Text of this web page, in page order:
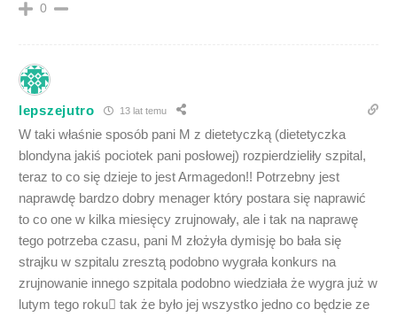
0
lepszejutro 13 lat temu
W taki właśnie sposób pani M z dietetyczką (dietetyczka
blondyna jakiś pociotek pani posłowej) rozpierdzieliły szpital,
teraz to co się dzieje to jest Armagedon!! Potrzebny jest
naprawdę bardzo dobry menager który postara się naprawić
to co one w kilka miesięcy zrujnowały, ale i tak na naprawę
tego potrzeba czasu, pani M złożyła dymisję bo bała się
strajku w szpitalu zresztą podobno wygrała konkurs na
zrujnowanie innego szpitala podobno wiedziała że wygra już w
lutym tego roku tak że było jej wszystko jedno co będzie ze